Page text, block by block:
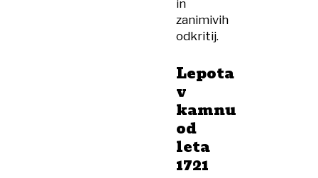
in
zanimivih
odkritij.
Lepota
v
kamnu
od
leta
1721